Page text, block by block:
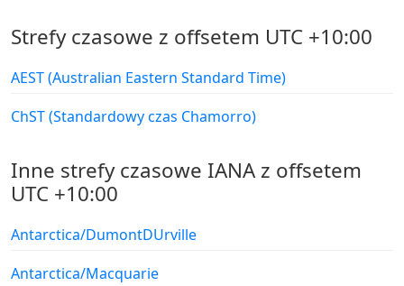
Strefy czasowe z offsetem UTC +10:00
AEST (Australian Eastern Standard Time)
ChST (Standardowy czas Chamorro)
Inne strefy czasowe IANA z offsetem
UTC +10:00
Antarctica/DumontDUrville
Antarctica/Macquarie